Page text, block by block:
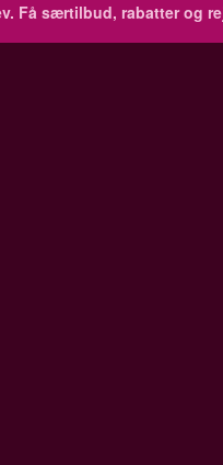
Få særtilbud, rabatter og